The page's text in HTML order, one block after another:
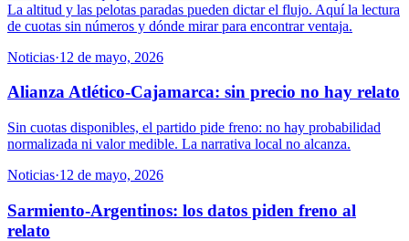
La altitud y las pelotas paradas pueden dictar el flujo. Aquí la lectura
de cuotas sin números y dónde mirar para encontrar ventaja.
Noticias·12 de mayo, 2026
Alianza Atlético-Cajamarca: sin precio no hay relato
Sin cuotas disponibles, el partido pide freno: no hay probabilidad
normalizada ni valor medible. La narrativa local no alcanza.
Noticias·12 de mayo, 2026
Sarmiento-Argentinos: los datos piden freno al
relato